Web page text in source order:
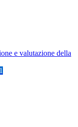
e valutazione della
1